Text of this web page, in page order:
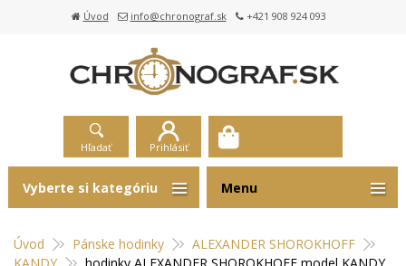
Úvod info@chronograf.sk +421 908 924 093
Hľadať Prihlásiť
Úvod Pánske hodinky
ALEXANDER SHOROKHOFF
KANDY
hodinky ALEXANDER SHOROKHOFF model KANDY
Vyberte si kategóriu Menu